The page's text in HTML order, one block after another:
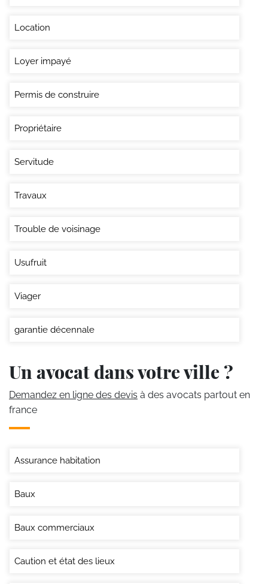
Location
Loyer impayé
Permis de construire
Propriétaire
Servitude
Travaux
Trouble de voisinage
Usufruit
Viager
garantie décennale
Un avocat dans votre ville ?
Demandez en ligne des devis à des avocats partout en
france
Assurance habitation
Baux
Baux commerciaux
Caution et état des lieux